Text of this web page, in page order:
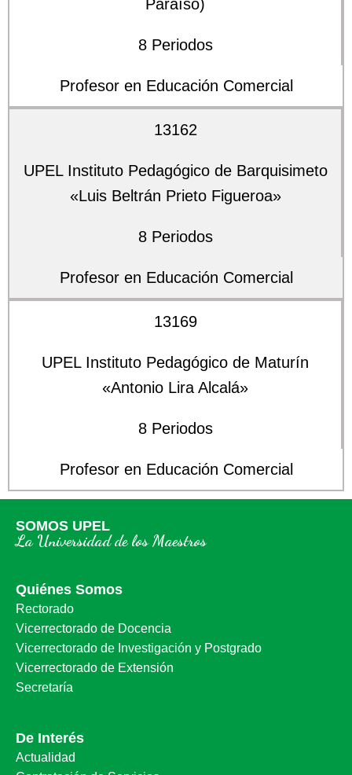
Paraíso)
8 Periodos
Profesor en Educación Comercial
13162
UPEL Instituto Pedagógico de Barquisimeto
«Luis Beltrán Prieto Figueroa»
8 Periodos
Profesor en Educación Comercial
13169
UPEL Instituto Pedagógico de Maturín
«Antonio Lira Alcalá»
8 Periodos
Profesor en Educación Comercial
SOMOS UPEL
La Universidad de los Maestros
Quiénes Somos
Rectorado
Vicerrectorado de Docencia
Vicerrectorado de Investigación y Postgrado
Vicerrectorado de Extensión
Secretaría
De Interés
Actualidad